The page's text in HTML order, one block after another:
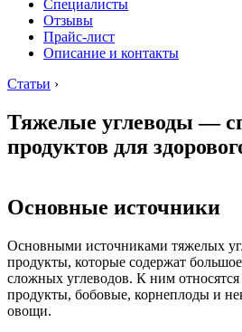
Специалисты
Отзывы
Прайс-лист
Описание и контакты
Статьи ›
Тяжелые углеводы —
продуктов для
Основные источники
Основными источниками тяжелых
продукты, которые содержат
сложных углеводов. К ним
продукты, бобовые, корнеплоды и
овощи.